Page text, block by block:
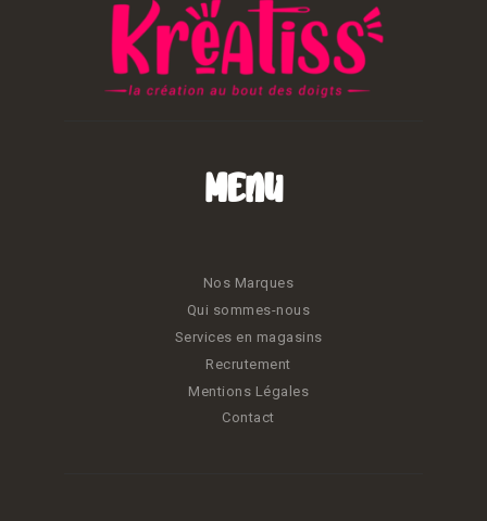
Menu
Nos Marques
Qui sommes-nous
Services en magasins
Recrutement
Mentions Légales
Contact